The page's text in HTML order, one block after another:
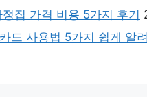
집 가격 비용 5가지 후기
드 사용법 5가지 쉽게 알